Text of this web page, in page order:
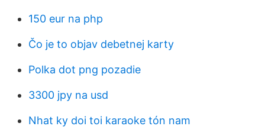
150 eur na php
Čo je to objav debetnej karty
Polka dot png pozadie
3300 jpy na usd
Nhat ky doi toi karaoke tón nam